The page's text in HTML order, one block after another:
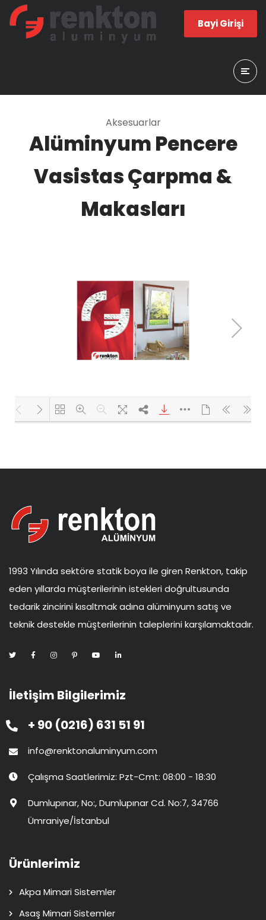
Bayi Girişi
Aksesuarlar
Alüminyum Pencere
Vasistas Çarpma &
Makasları
1993 Yılında sektöre statik boya ile giren Renkton, takip
eden yıllarda müşterilerinin istekleri doğrultusunda
tedarik zincirini kısaltmak adına alüminyum satış ve
teknik destekle müşterilerinin taleplerini karşılamaktadır.
İletişim Bilgilerimiz
+ 90 (0216) 631 51 91
info@renktonaluminyum.com
Çalışma Saatlerimiz: Pzt-Cmt: 08:00 - 18:30
Dumlupınar, No:, Dumlupınar Cd. No:7, 34766
Ümraniye/İstanbul
Ürünlerimiz
Akpa Mimari Sistemler
Asaş Mimari Sistemler